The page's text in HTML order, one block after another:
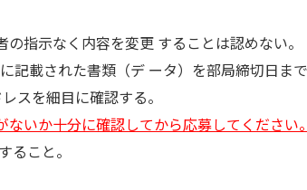
指示なく内容を変更 することは認めない。
載された書類（デ ータ）を部局締切日まで
スを細目に確認する。
ないか十分に確認してから応募してください。
こと。